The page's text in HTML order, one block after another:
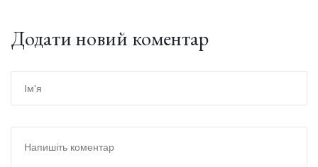
Додати новий коментар